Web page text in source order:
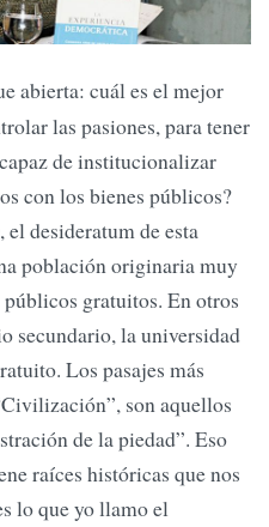
abierta: cuál es el mejor
las pasiones, para tener
de institucionalizar
con los bienes públicos?
desideratum de esta
población originaria muy
gratuitos. En otros
secundario, la universidad
Los pasajes más
son aquellos
de la piedad”. Eso
raíces históricas que nos
lo que yo llamo el